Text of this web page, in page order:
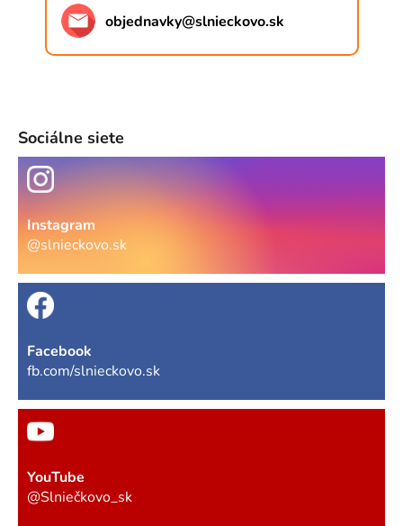
objednavky@slnieckovo.sk
Sociálne siete
Instagram
@slnieckovo.sk
Facebook
fb.com/slnieckovo.sk
YouTube
@Slniečkovo_sk